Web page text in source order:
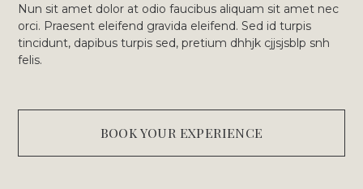
Nun sit amet dolor at odio faucibus aliquam sit amet nec
orci. Praesent eleifend gravida eleifend. Sed id turpis
tincidunt, dapibus turpis sed, pretium dhhjk cjjsjsblp snh
felis.
BOOK YOUR EXPERIENCE